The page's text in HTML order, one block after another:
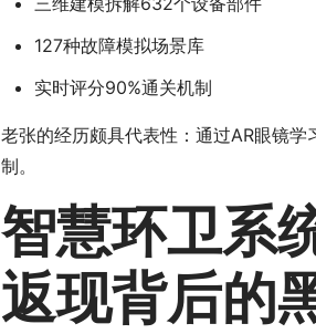
127种故障模拟场景库
实时评分90%通关机制
老张的经历颇具代表性：通过AR眼镜
制。
智慧环卫系
返现背后的